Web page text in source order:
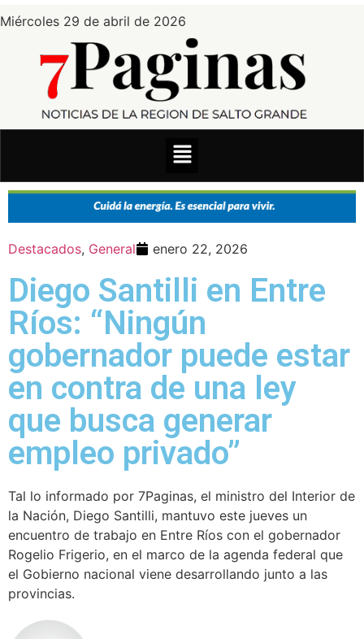
Miércoles 29 de abril de 2026
Destacados, General enero 22, 2026
Diego Santilli en Entre
Ríos: “Ningún
gobernador puede estar
en contra de una ley
que busca generar
empleo privado”
Tal lo informado por 7Paginas, el ministro del Interior de
la Nación, Diego Santilli, mantuvo este jueves un
encuentro de trabajo en Entre Ríos con el gobernador
Rogelio Frigerio, en el marco de la agenda federal que
el Gobierno nacional viene desarrollando junto a las
provincias.